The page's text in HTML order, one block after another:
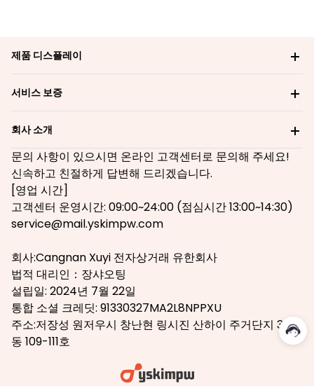
제품 디스플레이
서비스 보증
회사 소개
문의 사항이 있으시면 온라인 고객센터로 문의해 주세요!
신속하고 친절하게 답변해 드리겠습니다.
[영업 시간]
고객센터 운영시간: 09:00~24:00 (점심시간 13:00~14:30)
service@mail.yskimpw.com
회사:Cangnan Xuyi 전자상거래 유한회사
법적 대리인：장샤오팅
설립일: 2024년 7월 22일
통합 소셜 크레딧: 91330327MA2L8NPPXU
주소:저장성 원저우시 창난현 링시진 산하이 주거단지 3-8
동 109-111호